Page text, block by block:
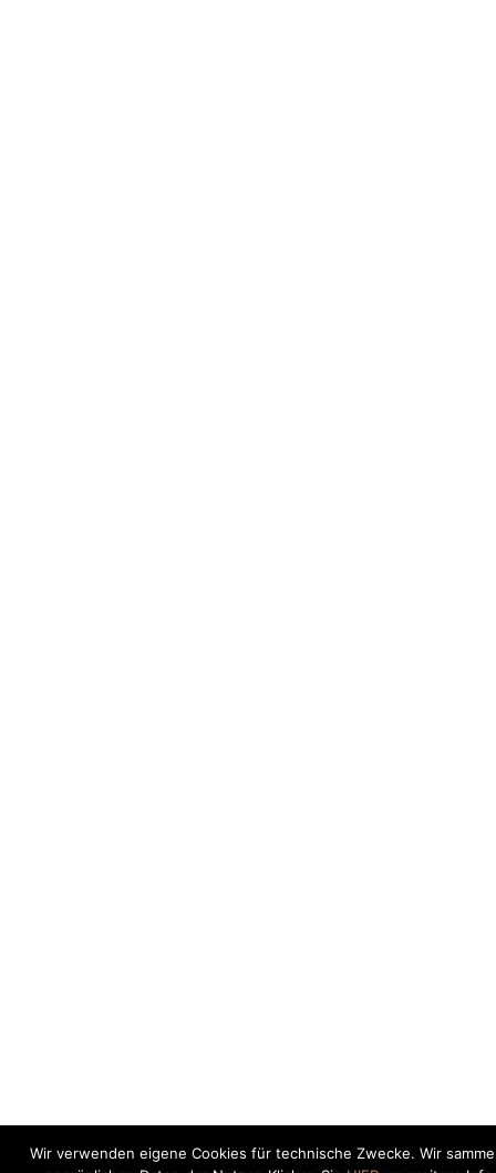
Wir verwenden eigene Cookies für technische Zwecke. Wir